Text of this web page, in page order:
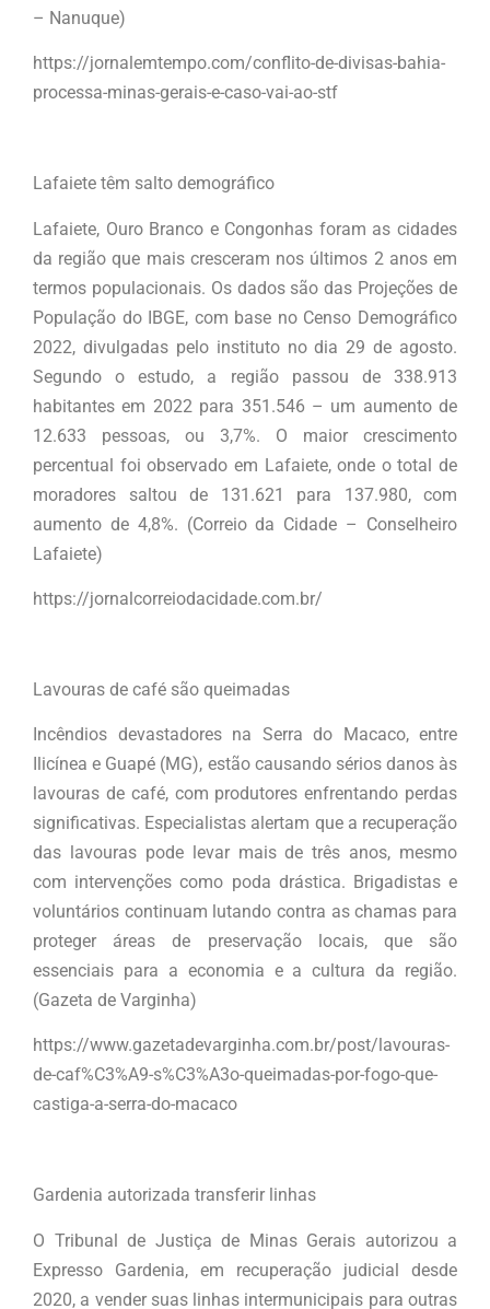
– Nanuque)
https://jornalemtempo.com/conflito-de-divisas-bahia-
processa-minas-gerais-e-caso-vai-ao-stf
Lafaiete têm salto demográfico
Lafaiete, Ouro Branco e Congonhas foram as cidades
da região que mais cresceram nos últimos 2 anos em
termos populacionais. Os dados são das Projeções de
População do IBGE, com base no Censo Demográfico
2022, divulgadas pelo instituto no dia 29 de agosto.
Segundo o estudo, a região passou de 338.913
habitantes em 2022 para 351.546 – um aumento de
12.633 pessoas, ou 3,7%. O maior crescimento
percentual foi observado em Lafaiete, onde o total de
moradores saltou de 131.621 para 137.980, com
aumento de 4,8%. (Correio da Cidade – Conselheiro
Lafaiete)
https://jornalcorreiodacidade.com.br/
Lavouras de café são queimadas
Incêndios devastadores na Serra do Macaco, entre
Ilicínea e Guapé (MG), estão causando sérios danos às
lavouras de café, com produtores enfrentando perdas
significativas. Especialistas alertam que a recuperação
das lavouras pode levar mais de três anos, mesmo
com intervenções como poda drástica. Brigadistas e
voluntários continuam lutando contra as chamas para
proteger áreas de preservação locais, que são
essenciais para a economia e a cultura da região.
(Gazeta de Varginha)
https://www.gazetadevarginha.com.br/post/lavouras-
de-caf%C3%A9-s%C3%A3o-queimadas-por-fogo-que-
castiga-a-serra-do-macaco
Gardenia autorizada transferir linhas
O Tribunal de Justiça de Minas Gerais autorizou a
Expresso Gardenia, em recuperação judicial desde
2020, a vender suas linhas intermunicipais para outras